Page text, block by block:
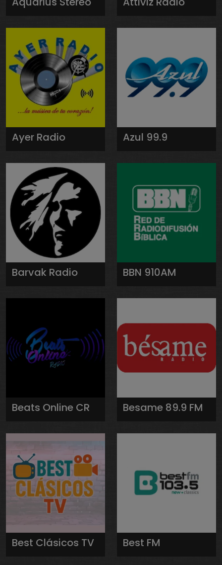
Ayer Radio Azul 99.9
Barvak Radio BBN 910AM
Beats Online CR Besame 89.9 FM
Best Clásicos TV Best FM